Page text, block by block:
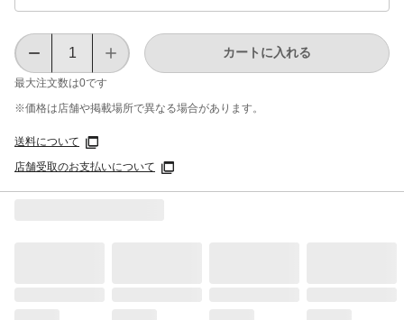
最大注文数は0です
カートに入れる
※価格は​店舗や​掲載場所で​異なる​場合が​あります。
送料について
店舗受取のお支払いについて